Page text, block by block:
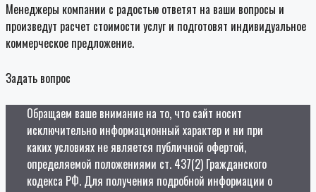
Менеджеры компании с радостью ответят на ваши вопросы и
произведут расчет стоимости услуг и подготовят индивидуальное
коммерческое предложение.
Задать вопрос
Обращаем ваше внимание на то, что сайт носит
исключительно информационный характер и ни при
каких условиях не является публичной офертой,
определяемой положениями ст. 437(2) Гражданского
кодекса РФ. Для получения подробной информации о